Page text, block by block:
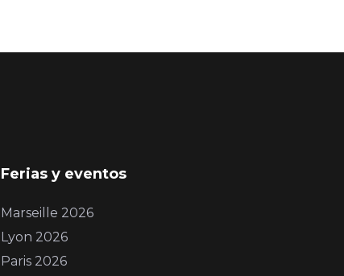
Ferias y eventos
Marseille 2026
Lyon 2026
Paris 2026